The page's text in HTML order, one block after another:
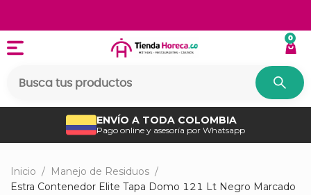
0
ENVÍO A TODA COLOMBIA
Pago online y asesoría por Whatsapp
Inicio / Manejo de Residuos /
Estra Contenedor Elite Tapa Domo 121 Lt Negro Marcado